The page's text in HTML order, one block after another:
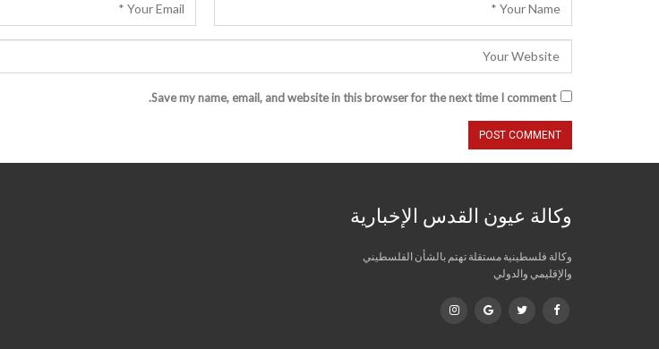
Save my name, email, and website in this browser for the next time I comment.
وكالة عيون القدس الإخبارية
وكالة فلسطينية مستقلة تهتم بالشأن الفلسطيني
والإقليمي والدولي